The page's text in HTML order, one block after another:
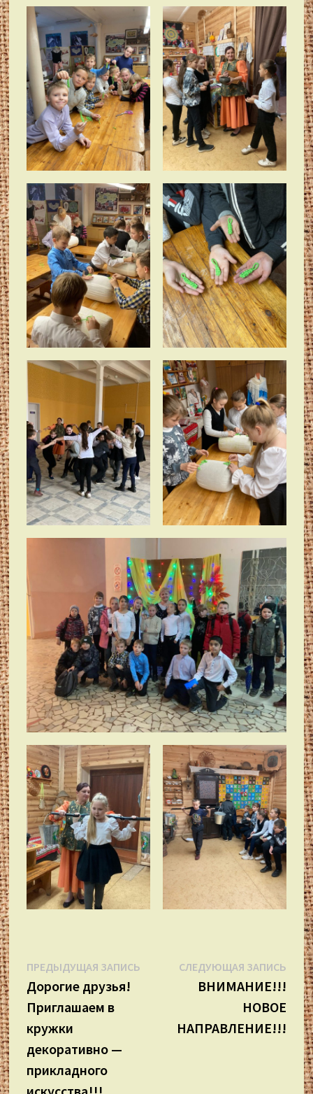
Навигация
по
записям
ПРЕДЫДУЩАЯ ЗАПИСЬ Предыдущая
Дорогие друзья!
Приглашаем в
кружки
декоративно —
прикладного
СЛЕДУЮЩАЯ ЗАПИСЬ
ВНИМАНИЕ!!!
НОВОЕ
НАПРАВЛЕНИЕ!!!